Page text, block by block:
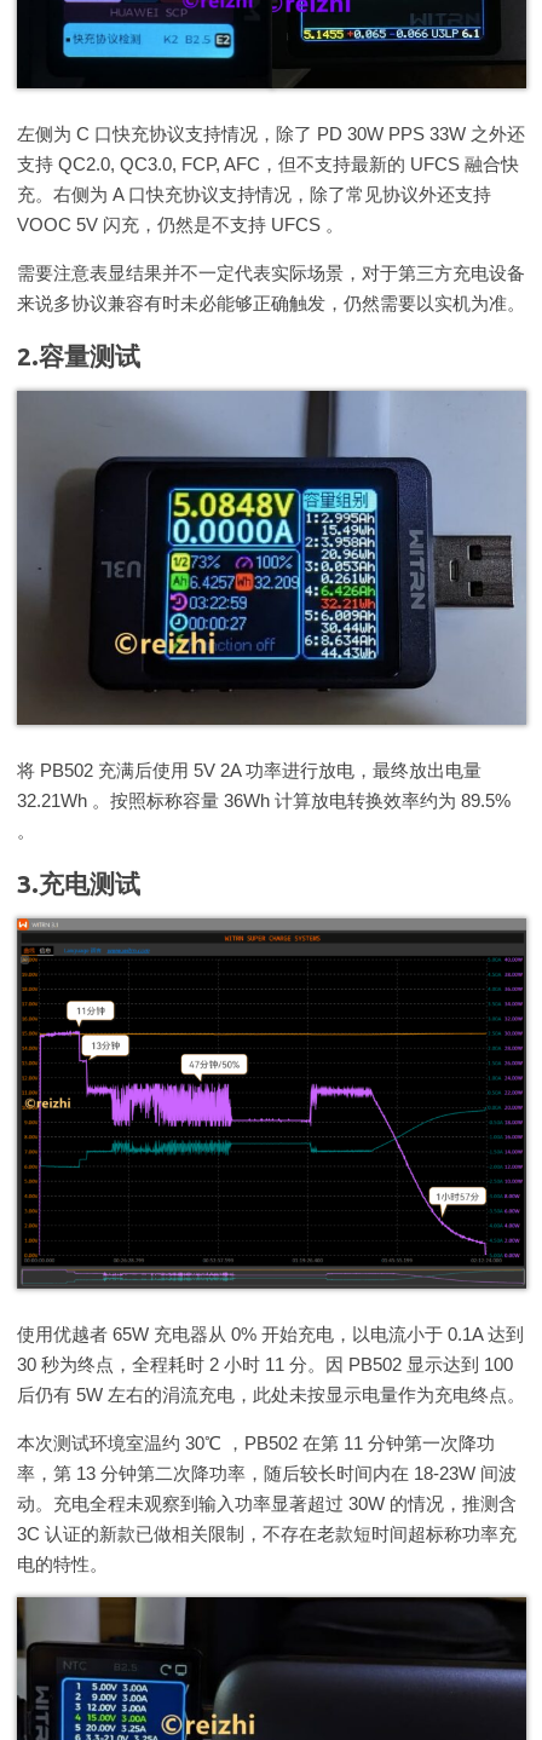
左侧为 C 口快充协议支持情况，除了 PD 30W PPS 33W 之外还
支持 QC2.0, QC3.0, FCP, AFC，但不支持最新的 UFCS 融合快
充。右侧为 A 口快充协议支持情况，除了常见协议外还支持
VOOC 5V 闪充，仍然是不支持 UFCS 。
需要注意表显结果并不一定代表实际场景，对于第三方充电设备
来说多协议兼容有时未必能够正确触发，仍然需要以实机为准。
2.容量测试
将 PB502 充满后使用 5V 2A 功率进行放电，最终放出电量
32.21Wh 。按照标称容量 36Wh 计算放电转换效率约为 89.5%
。
3.充电测试
使用优越者 65W 充电器从 0% 开始充电，以电流小于 0.1A 达到
30 秒为终点，全程耗时 2 小时 11 分。因 PB502 显示达到 100
后仍有 5W 左右的涓流充电，此处未按显示电量作为充电终点。
本次测试环境室温约 30℃ ，PB502 在第 11 分钟第一次降功
率，第 13 分钟第二次降功率，随后较长时间内在 18-23W 间波
动。充电全程未观察到输入功率显著超过 30W 的情况，推测含
3C 认证的新款已做相关限制，不存在老款短时间超标称功率充
电的特性。